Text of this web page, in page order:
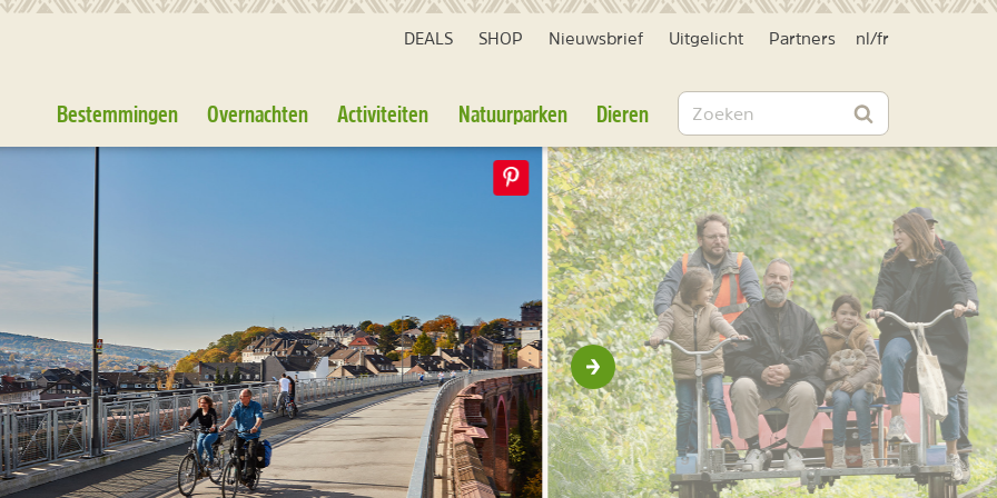
DEALS SHOP Nieuwsbrief Uitgelicht Partners nl /fr
Bestemmingen Overnachten Activiteiten Natuurparken Dieren Zoeken
Zoeken
Volgende